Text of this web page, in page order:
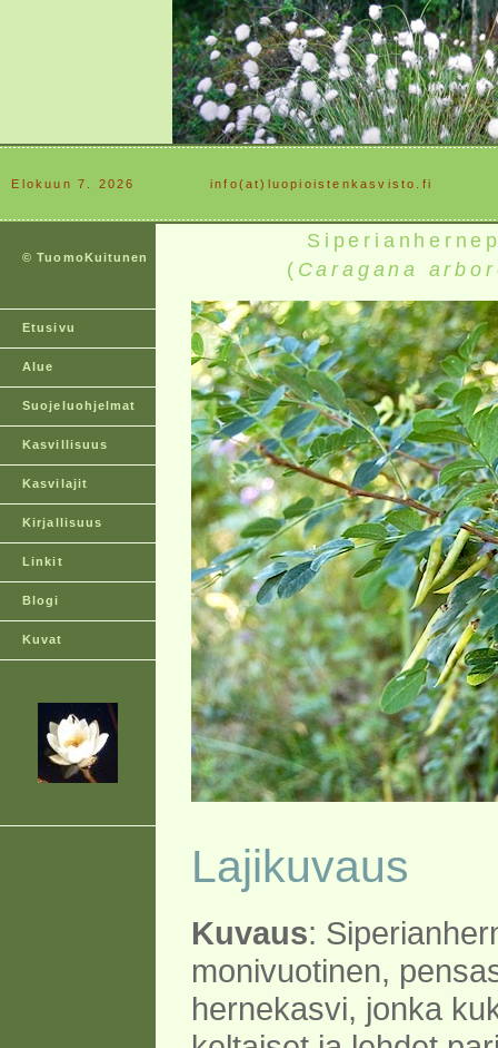
Elokuun 7. 2026 ............info(at)luopioistenkasvisto.fi
© TuomoKuitunen
Etusivu
Alue
Suojeluohjelmat
Kasvillisuus
Kasvilajit
Kirjallisuus
Linkit
Blogi
Kuvat
( Caragana
Lajikuvaus
Kuvaus:
monivuotinen,
hernekasvi, jonka